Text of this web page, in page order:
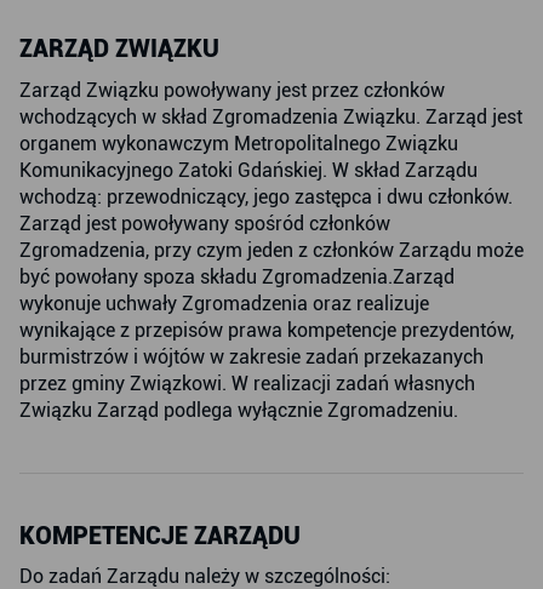
ZARZĄD ZWIĄZKU
Zarząd Związku powoływany jest przez członków
wchodzących w skład Zgromadzenia Związku. Zarząd jest
organem wykonawczym Metropolitalnego Związku
Komunikacyjnego Zatoki Gdańskiej. W skład Zarządu
wchodzą: przewodniczący, jego zastępca i dwu członków.
Zarząd jest powoływany spośród członków
Zgromadzenia, przy czym jeden z członków Zarządu może
być powołany spoza składu Zgromadzenia.Zarząd
wykonuje uchwały Zgromadzenia oraz realizuje
wynikające z przepisów prawa kompetencje prezydentów,
burmistrzów i wójtów w zakresie zadań przekazanych
przez gminy Związkowi. W realizacji zadań własnych
Związku Zarząd podlega wyłącznie Zgromadzeniu.
KOMPETENCJE ZARZĄDU
Do zadań Zarządu należy w szczególności: